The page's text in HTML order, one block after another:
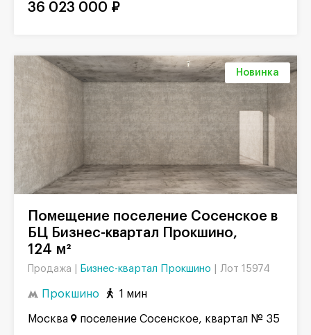
36 023 000 ₽
Новинка
БЦ Бизнес-квартал Прокшино,
124 м²
Продажа | Бизнес-квартал Прокшино Лот 15974
Прокшино 1 мин
Москва поселение Сосенское, квартал № 35